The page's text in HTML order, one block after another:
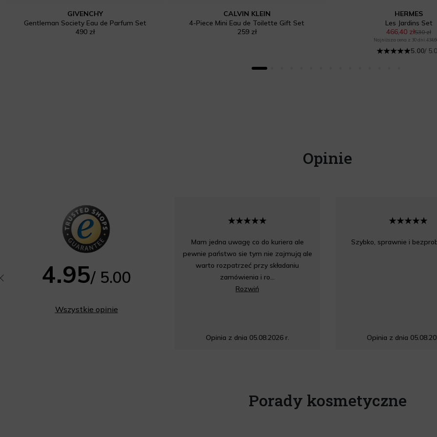
GIVENCHY
Gentleman Society Eau de Parfum Set
490 zł
CALVIN KLEIN
4-Piece Mini Eau de Toilette Gift Set
259 zł
HERMES
Les Jardins Set
466,40 zł530 zł
Najniższa cena z 30 dni:
5.00/
Opinie
4.95/ 5.00
Wszystkie opinie
Mam jedna uwagę co do kuriera ale
pewnie państwo sie tym nie zajmują ale
warto rozpatrzeć przy składaniu
zamówienia i ro...
Rozwiń
Opinia z dnia 05.08.2026 r.
Szybko, sprawnie i
Opinia z dnia
Porady kosmetyczne